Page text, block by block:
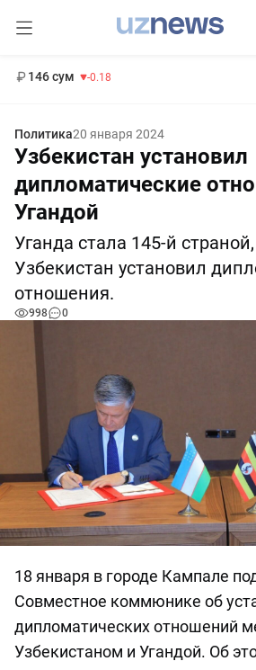
146 сум -0.18
Политика20 января 2024
Узбекистан установил
дипломатические
Угандой
Уганда стала 145-й
Узбекистан установил
отношения.
998 0
18 января в городе Кампале
Совместное коммюнике об
дипломатических отношений
Узбекистаном и Угандой. Об